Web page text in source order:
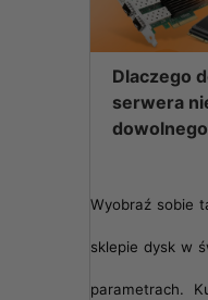
Dlaczego
serwera
Wyobraź sobie
sklepie dysk w
parametrach.